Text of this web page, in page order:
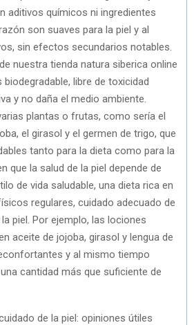
aditivos químicos ni ingredientes
son suaves para la piel y al
sin efectos secundarios notables.
nuestra tienda natura siberica online
libre de toxicidad
y no daña el medio ambiente.
plantas o frutas, como sería el
el girasol y el germen de trigo, que
tanto para la dieta como para la
que la salud de la piel depende de
de vida saludable, una dieta rica en
regulares, cuidado adecuado de
piel. Por ejemplo, las lociones
aceite de jojoba, girasol y lengua de
y al mismo tiempo
cantidad más que suficiente de
de la piel: opiniones útiles